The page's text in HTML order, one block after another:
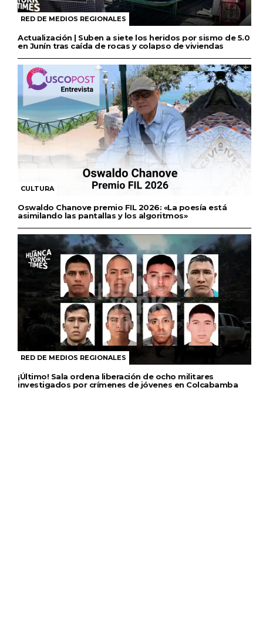
RED DE MEDIOS REGIONALES
Actualización | Suben a siete los heridos por sismo de 5.0
en Junín tras caída de rocas y colapso de viviendas
CULTURA
Oswaldo Chanove premio FIL 2026: «La poesía está
asimilando las pantallas y los algoritmos»
RED DE MEDIOS REGIONALES
¡Último! Sala ordena liberación de ocho militares
investigados por crímenes de jóvenes en Colcabamba